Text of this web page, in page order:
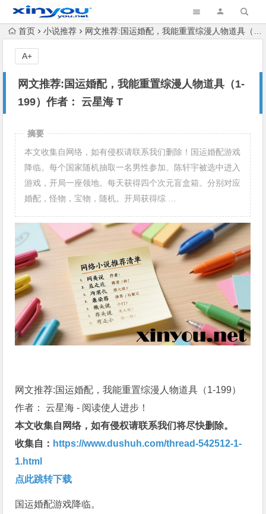
首页 小说推荐 网文推荐:国运婚配，我能重置综漫人物道具（1-199）作者： 云星海 T
网文推荐:国运婚配，我能重置综漫人物道具（1-
199）作者： 云星海 T
A+
摘要
本文收集自网络，如有侵权请联系我们删除！国运婚配游戏
降临。每个国家随机抽取一名男性参加。陈轩宇被选中进入
游戏，开局一座领地。每天获得四个次元盲盒箱。分别对应
婚配，怪物，宝物，随机。开局获得综 …
网文推荐:国运婚配，我能重置综漫人物道具（1-199）
作者： 云星海 - 阅读使人进步！
本文收集自网络，如有侵权请联系我们将尽快删除。
收集自： https://www.dushuh.com/thread-542512-1-
1.html
点此跳转下载
国运婚配游戏降临。